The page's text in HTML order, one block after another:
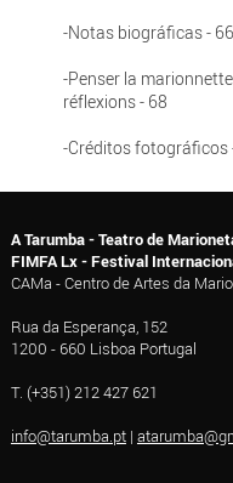
-Notas biográficas - 66
-Penser la
réflexions - 68
-Créditos fotográficos
A Tarumba - Teatro de
FIMFA Lx - Festival
CAMa - Centro de Artes da
Rua da Esperança, 152
1200 - 660 Lisboa Portugal
T. (+351) 212 427 621
info@tarumba.pt|